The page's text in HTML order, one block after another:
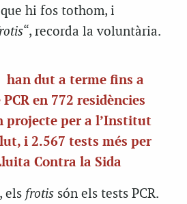
hi fos tothom, i
“, recorda la voluntària.
han dut a terme fins a
PCR en 772 residències
projecte per a l’Institut
i 2.567 tests més per
Contra la Sida
els frotis són els tests PCR.